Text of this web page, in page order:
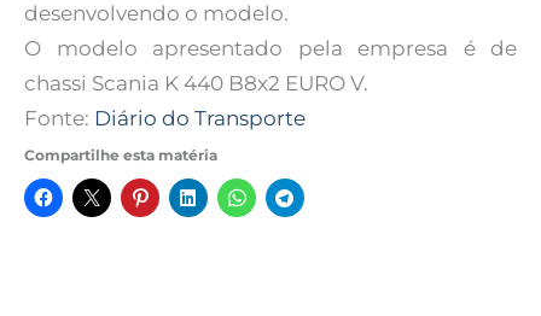
desenvolvendo o modelo.
O modelo apresentado pela empresa é de
chassi Scania K 440 B8x2 EURO V.
Fonte: Diário do Transporte
Compartilhe esta matéria